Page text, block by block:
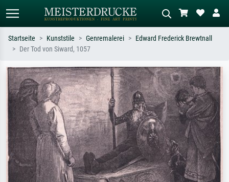
Suchen Sie nach Künstlern, Werktiteln
oder Stilen – z.B. Monet,
Sternennacht, Impressionismus, Welle
Hokusai, Akt.
Beschreiben Sie die Szene – z.B. Grüne
Wiese, Abstrakt mit viel Rot, Dunkles
Ölgemälde, Stehender Akt neben einem
Baum.
Startseite Kunststile Genremalerei
Edward Frederick Brewtnall
Der Tod von Siward, 1057